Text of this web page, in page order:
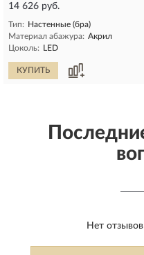
14 626 руб.
Тип: Настенные (бра)
Материал абажура: Акрил
Цоколь: LED
КУПИТЬ
Нет